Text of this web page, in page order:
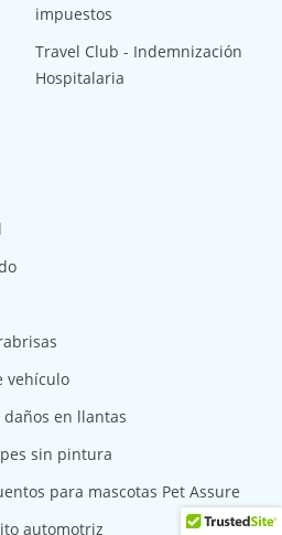
impuestos
Travel Club - Indemnización
Hospitalaria
vehículo
en llantas
sin pintura
para mascotas Pet Assure
automotriz